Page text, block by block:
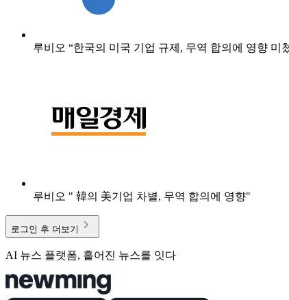
루비오 “한국의 미국 기업 규제, 무역 합의에 영향 미
루비오 " 韓의 美기업 차별, 무역 합의에 영향"
로그인 후 더보기
AI 뉴스 플랫폼, 흩어진 뉴스를 잇다